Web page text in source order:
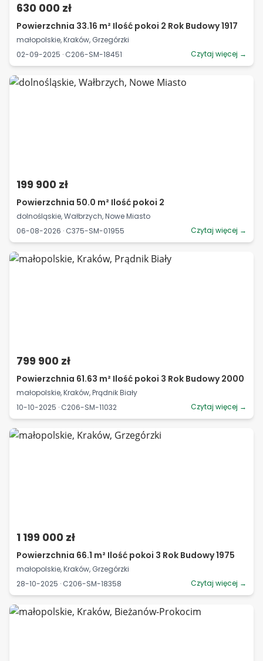
630 000 zł
Powierzchnia 33.16 m² Ilość pokoi 2 Rok Budowy 1917
małopolskie, Kraków, Grzegórzki
02-09-2025 · C206-SM-18451
Czytaj więcej →
199 900 zł
Powierzchnia 50.0 m² Ilość pokoi 2
dolnośląskie, Wałbrzych, Nowe Miasto
06-08-2026 · C375-SM-01955
Czytaj więcej →
799 900 zł
Powierzchnia 61.63 m² Ilość pokoi 3 Rok Budowy 2000
małopolskie, Kraków, Prądnik Biały
10-10-2025 · C206-SM-11032
Czytaj więcej →
1 199 000 zł
Powierzchnia 66.1 m² Ilość pokoi 3 Rok Budowy 1975
małopolskie, Kraków, Grzegórzki
28-10-2025 · C206-SM-18358
Czytaj więcej →